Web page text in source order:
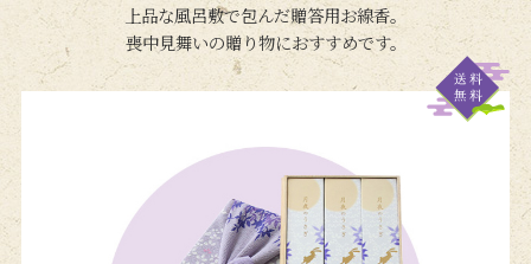
上品な風呂敷で包んだ贈答用お線香。
喪中見舞いの贈り物におすすめです。